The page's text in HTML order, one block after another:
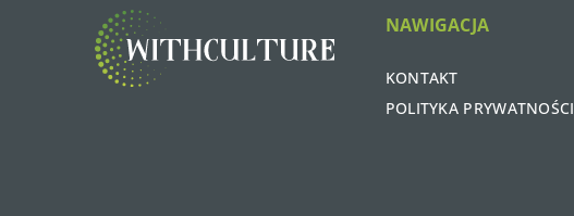
NAWIGACJA
KONTAKT
POLITYKA PRYWATNOŚCI